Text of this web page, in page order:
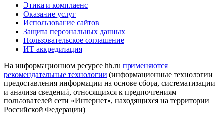
Этика и комплаенс
Оказание услуг
Использование сайтов
Защита персональных данных
Пользовательское соглашение
ИТ аккредитация
На информационном ресурсе hh.ru применяются
рекомендательные технологии (информационные технологии
предоставления информации на основе сбора, систематизации
и анализа сведений, относящихся к предпочтениям
пользователей сети «Интернет», находящихся на территории
Российской Федерации)